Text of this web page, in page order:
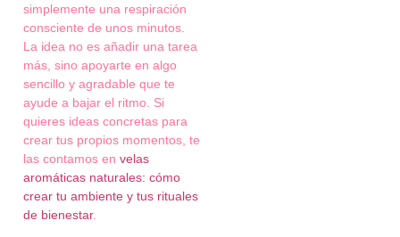
simplemente una respiración
consciente de unos minutos.
La idea no es añadir una tarea
más, sino apoyarte en algo
sencillo y agradable que te
ayude a bajar el ritmo. Si
quieres ideas concretas para
crear tus propios momentos, te
las contamos en velas
aromáticas naturales: cómo
crear tu ambiente y tus rituales
de bienestar.